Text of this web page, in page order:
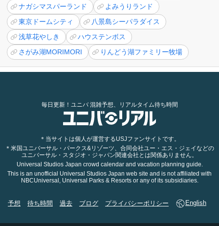
ナガシマスパーランド
よみうりランド
東京ドームシティ
八景島シーパラダイス
浅草花やしき
ハウステンボス
さがみ湖MORIMORI
りんどう湖ファミリー牧場
毎日更新！ユニバ 混雑予想、リアルタイム待ち時間
＊当サイトは個人が運営するUSJファンサイトです。
＊米国ユニバーサル・パークス&リゾーツ、合同会社ユー・エス・ジェイなどの
ユニバーサル・スタジオ・ジャパン関連会社とは関係ありません。
Universal Studios Japan crowd calendar and vacation planning guide.
This is an unofficial Universal Studios Japan web site and is not affiliated with
NBCUniversal, Universal Parks & Resorts or any of its subsidiaries.
予想 待ち時間 過去 ブログ プライバシーポリシー English